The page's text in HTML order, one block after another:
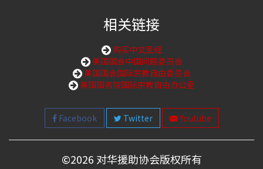
相关链接
购买中文圣经
美国国会中国问题委员会
美国国会国际宗教自由委员会
美国国务院国际宗教自由办公室
Facebook Twitter Youtube
©2026 对华援助协会版权所有